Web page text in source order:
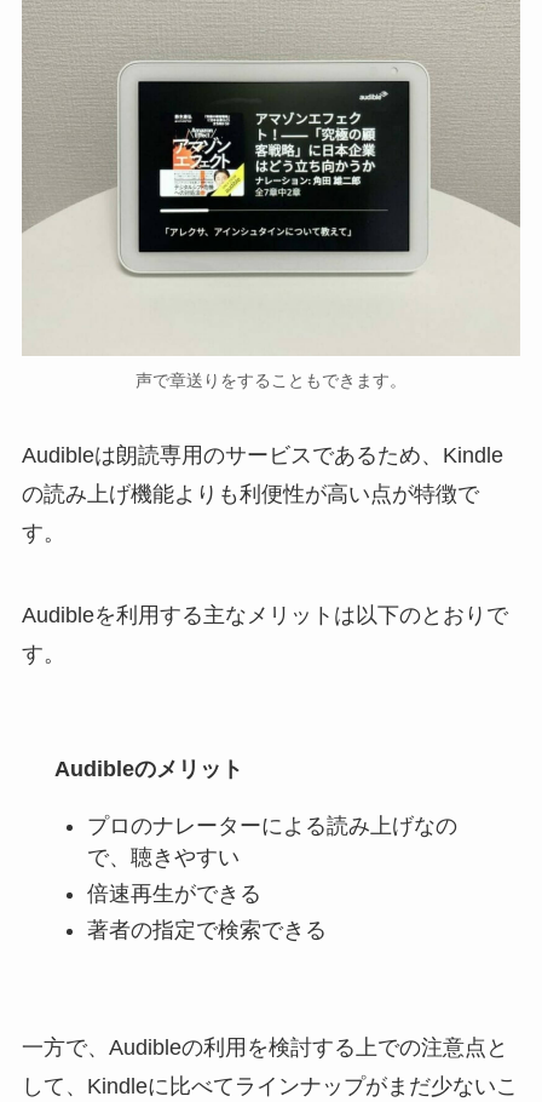
声で章送りをすることもできます。
Audibleは朗読専用のサービスであるため、Kindle
の読み上げ機能よりも利便性が高い点が特徴で
す。
Audibleを利用する主なメリットは以下のとおりで
す。
Audibleのメリット
プロのナレーターによる読み上げなの
で、聴きやすい
倍速再生ができる
著者の指定で検索できる
一方で、Audibleの利用を検討する上での注意点と
して、Kindleに比べてラインナップがまだ少ないこ